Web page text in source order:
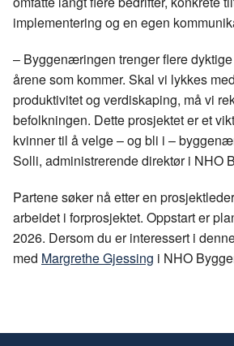
implementering og en egen
– Byggenæringen trenger flere
årene som kommer. Skal vi lykkes
produktivitet og verdiskaping, må vi
befolkningen. Dette prosjektet er et
kvinner til å velge – og bli i –
Solli, administrerende direktør i NHO
Partene søker nå etter en
arbeidet i forprosjektet. Oppstart er
2026. Dersom du er interessert i
med Margrethe Gjessing i NHO